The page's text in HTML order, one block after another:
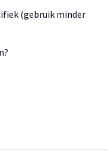
(gebruik minder